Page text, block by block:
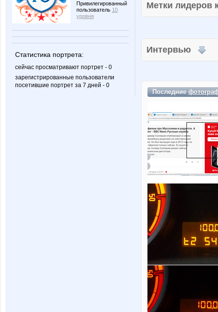
Привилегированный
пользователь 10
уровня
Статистика портрета:
сейчас просматривают портрет - 0
зарегистрированные пользователи
посетившие портрет за 7 дней - 0
Метки
Интервью
Последние